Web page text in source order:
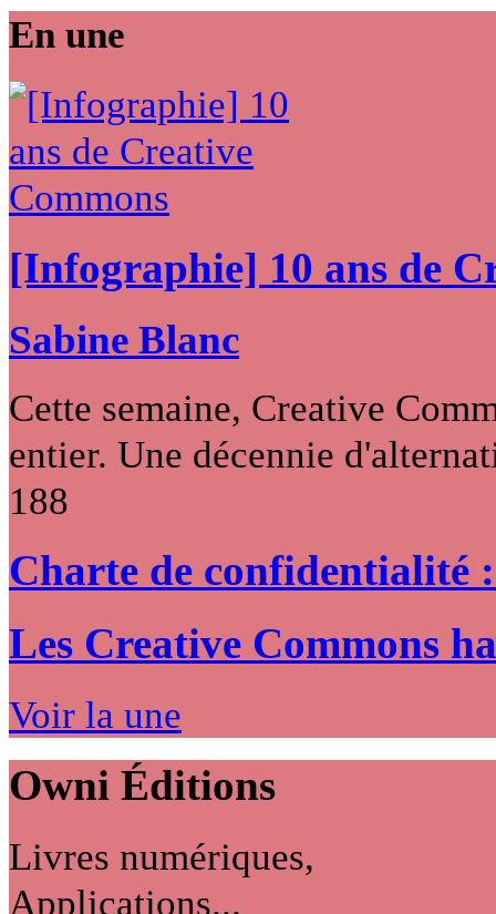
En une
[Infographie] 10 ans de
Sabine Blanc
Cette semaine, Creative
entier. Une décennie
188
Charte de confidentialité
Les Creative Commons
Voir la une
Owni Éditions
Livres numériques,
Applications...